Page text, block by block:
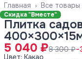
Все товары
Главная ›
Скидка "Вместе"
Плитка
5 040 ₽8 300 ₽−
Цвет: Какао